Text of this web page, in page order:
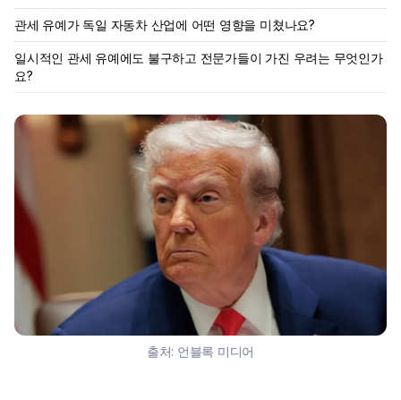
관세 유예가 독일 자동차 산업에 어떤 영향을 미쳤나요?
일시적인 관세 유예에도 불구하고 전문가들이 가진 우려는 무엇인가
요?
출처: 언블록 미디어